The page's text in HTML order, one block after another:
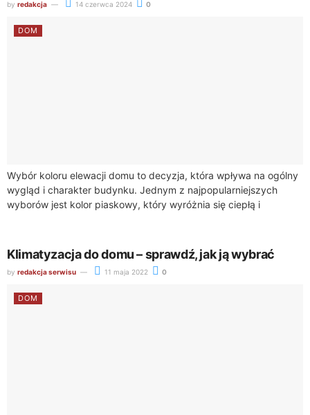
by redakcja 14 czerwca 2024 0
DOM
Wybór koloru elewacji domu to decyzja, która wpływa na ogólny
wygląd i charakter budynku. Jednym z najpopularniejszych
wyborów jest kolor piaskowy, który wyróżnia się ciepłą i
Klimatyzacja do domu – sprawdź, jak ją wybrać
by redakcja serwisu 11 maja 2022 0
DOM